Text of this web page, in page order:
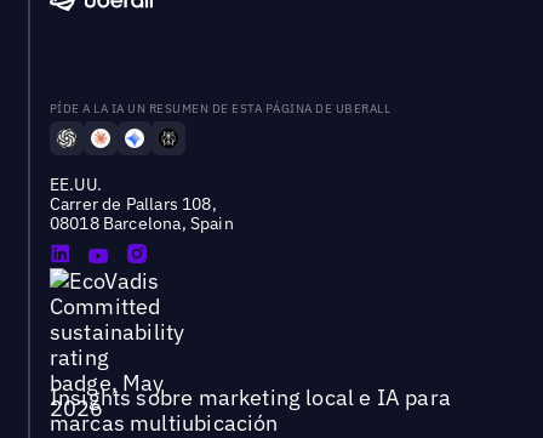
PÍDE A LA IA UN RESUMEN DE ESTA PÁGINA DE UBERALL
EE.UU.
Carrer de Pallars 108,
08018 Barcelona, Spain
Insights sobre marketing local e IA para
marcas multiubicación